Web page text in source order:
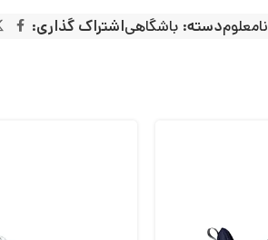
نامعلومدسته: باشگاهیاشتراک گذاری: